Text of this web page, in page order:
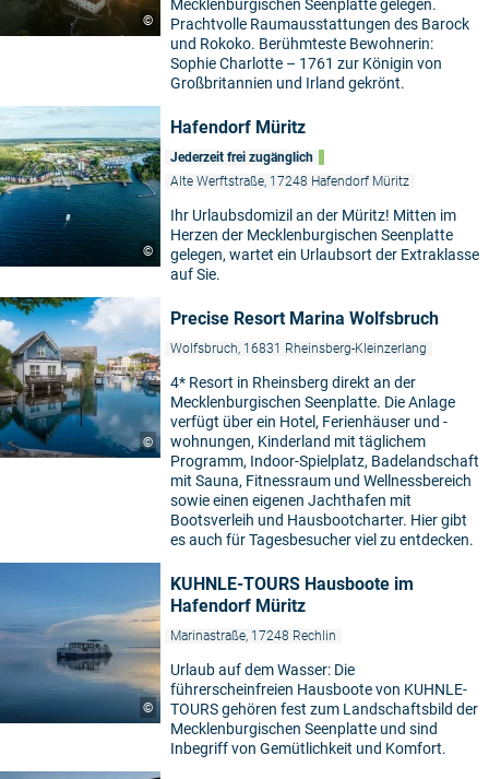
©
Mecklenburgischen Seenplatte gelegen.
Prachtvolle Raumausstattungen des Barock
und Rokoko. Berühmteste Bewohnerin:
Sophie Charlotte – 1761 zur Königin von
Großbritannien und Irland gekrönt.
©
Hafendorf Müritz
Jederzeit frei zugänglich
Alte Werftstraße, 17248 Hafendorf Müritz
Ihr Urlaubsdomizil an der Müritz! Mitten im
Herzen der Mecklenburgischen Seenplatte
gelegen, wartet ein Urlaubsort der Extraklasse
auf Sie.
©
Precise Resort Marina Wolfsbruch
Wolfsbruch, 16831 Rheinsberg-Kleinzerlang
4* Resort in Rheinsberg direkt an der
Mecklenburgischen Seenplatte. Die Anlage
verfügt über ein Hotel, Ferienhäuser und -
wohnungen, Kinderland mit täglichem
Programm, Indoor-Spielplatz, Badelandschaft
mit Sauna, Fitnessraum und Wellnessbereich
sowie einen eigenen Jachthafen mit
Bootsverleih und Hausbootcharter. Hier gibt
es auch für Tagesbesucher viel zu entdecken.
©
KUHNLE-TOURS Hausboote im
Hafendorf Müritz
Marinastraße, 17248 Rechlin
Urlaub auf dem Wasser: Die
führerscheinfreien Hausboote von KUHNLE-
TOURS gehören fest zum Landschaftsbild der
Mecklenburgischen Seenplatte und sind
Inbegriff von Gemütlichkeit und Komfort.